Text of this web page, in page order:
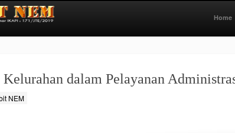
Home
dalam Pelayanan
NEM